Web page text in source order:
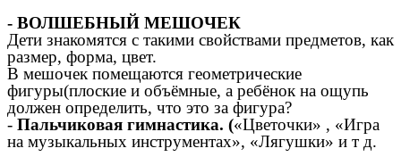
- ВОЛШЕБНЫЙ МЕШОЧЕК
Дети знакомятся с такими свойствами предметов, как
размер, форма, цвет.
В мешочек помещаются геометрические
фигуры(плоские и объёмные, а ребёнок на ощупь
должен определить, что это за фигура?
- Пальчиковая гимнастика. («Цветочки» , «Игра
на музыкальных инструментах», «Лягушки» и т д.